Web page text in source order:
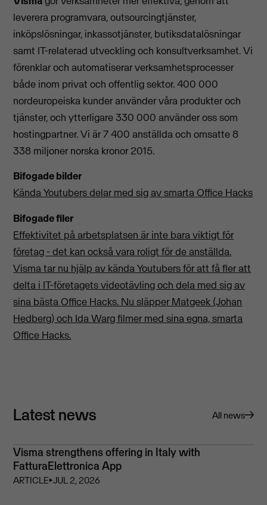
leverera programvara, outsourcingtjänster,
inköpslösningar, inkassotjänster, butiksdatalösningar
samt IT-relaterad utveckling och konsultverksamhet. Vi
förenklar och automatiserar verksamhetsprocesser
både inom privat och offentlig sektor. 400 000
nordeuropeiska kunder använder våra produkter och
tjänster, och ytterligare 330 000 använder oss som
hostingpartner. Vi är 7 400 anställda och omsatte 8
338 miljoner norska kronor 2015.
Bifogade bilder
Kända Youtubers delar med sig av smarta Office Hacks
Bifogade filer
Effektivitet på arbetsplatsen är inte bara viktigt för
företag - det kan också vara roligt för de anställda.
Visma tar nu hjälp av kända Youtubers för att få fler att
delta i IT-företagets videotävling och dela med sig av
sina bästa Office Hacks. Nu släpper Matgeek (Johan
Hedberg) och Ida Warg filmer med sina egna, smarta
Office Hacks.
Latest news All news
Visma strengthens offering in Italy with
FatturaElettronica App
ARTICLE⏵JUL 2, 2026